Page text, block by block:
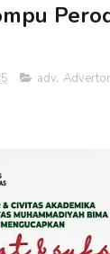
adv,